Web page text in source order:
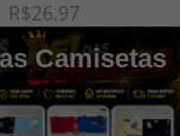
R$26,97
Camisetas